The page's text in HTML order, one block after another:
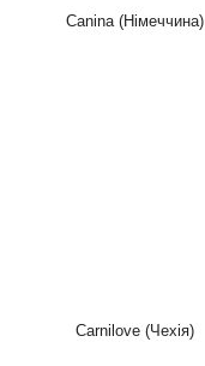
Canina (Німеччина)
Carnilove (Чехія)